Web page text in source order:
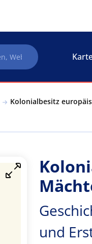
Kolonialbesitz
und